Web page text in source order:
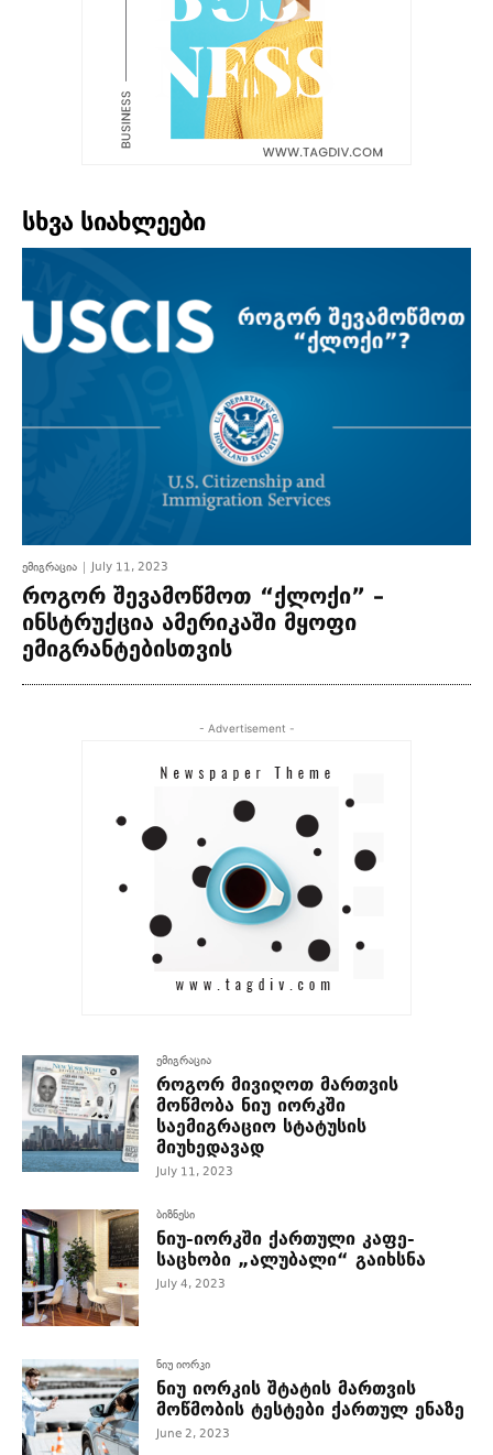
სხვა სიახლეები
ემიგრაცია July 11, 2023
როგორ შევამოწმოთ “ქლოქი” –
ინსტრუქცია ამერიკაში მყოფი
ემიგრანტებისთვის
- Advertisement -
ემიგრაცია
როგორ მივიღოთ მართვის
მოწმობა ნიუ იორკში
საემიგრაციო სტატუსის
მიუხედავად
July 11, 2023
ბიზნესი
ნიუ-იორკში ქართული კაფე-
საცხობი „ალუბალი“ გაიხსნა
July 4, 2023
ნიუ იორკი
ნიუ იორკის შტატის მართვის
მოწმობის ტესტები ქართულ ენაზე
June 2, 2023